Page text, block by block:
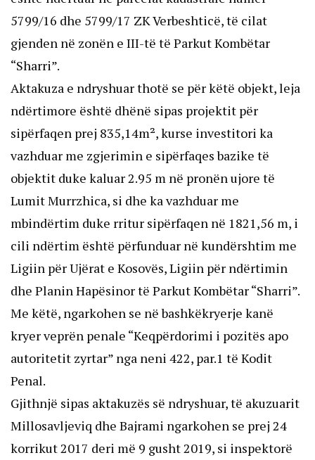
5799/16 dhe 5799/17 ZK Verbeshticë, të cilat
gjenden në zonën e III-të të Parkut Kombëtar
“Sharri”.
Aktakuza e ndryshuar thotë se për këtë objekt, leja
ndërtimore është dhënë sipas projektit për
sipërfaqen prej 835,14m², kurse investitori ka
vazhduar me zgjerimin e sipërfaqes bazike të
objektit duke kaluar 2.95 m në pronën ujore të
Lumit Murrzhica, si dhe ka vazhduar me
mbindërtim duke rritur sipërfaqen në 1821,56 m, i
cili ndërtim është përfunduar në kundërshtim me
Ligiin për Ujërat e Kosovës, Ligiin për ndërtimin
dhe Planin Hapësinor të Parkut Kombëtar “Sharri”.
Me këtë, ngarkohen se në bashkëkryerje kanë
kryer veprën penale “Keqpërdorimi i pozitës apo
autoritetit zyrtar” nga neni 422, par.1 të Kodit
Penal.
Gjithnjë sipas aktakuzës së ndryshuar, të akuzuarit
Millosavljeviq dhe Bajrami ngarkohen se prej 24
korrikut 2017 deri më 9 gusht 2019, si inspektorë